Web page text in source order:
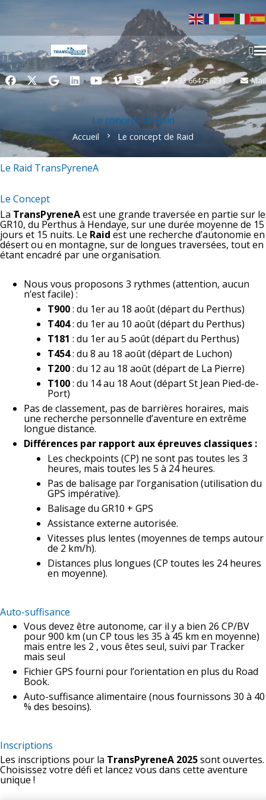
+33 664756231 Mail
Le concept de Raid
Accueil chevron_right Le concept de Raid
Le Raid TransPyreneA
Le Concept
La TransPyreneAest une grande traversée en partie sur le
GR10, du Perthus à Hendaye, sur une durée moyenne de 15
jours et 15 nuits. Le Raid est une recherche d’autonomie en
désert ou en montagne, sur de longues traversées, tout en
étant encadré par une organisation.
Nous vous proposons 3 rythmes (attention, aucun
n’est facile) :
T900: du 1er au 18 août (départ du Perthus)
T404: du 1er au 10 août (départ du Perthus)
T181 : du 1er au 5 août (départ du Perthus)
T454: du 8 au 18 août (départ de Luchon)
T200: du 12 au 18 août (départ de La Pierre)
T100: du 14 au 18 Aout (départ St Jean Pied-de-
Port)
Pas de classement, pas de barrières horaires, mais
une recherche personnelle d’aventure en extrême
longue distance.
Différences par rapport aux épreuves classiques :
Les checkpoints (CP) ne sont pas toutes les 3
heures, mais toutes les 5 à 24 heures.
Pas de balisage par l’organisation (utilisation du
GPS impérative).
Balisage du GR10 + GPS
Assistance externe autorisée.
Vitesses plus lentes (moyennes de temps autour
de 2 km/h).
Distances plus longues (CP toutes les 24 heures
en moyenne).
Auto-suffisance
Vous devez être autonome, car il y a bien 26 CP/BV
pour 900 km (un CP tous les 35 à 45 km en moyenne)
mais entre les 2 , vous êtes seul, suivi par Tracker
mais seul
Fichier GPS fourni pour l’orientation en plus du Road
Book.
Auto-suffisance alimentaire (nous fournissons 30 à 40
% des besoins).
Inscriptions
Les inscriptions pour la TransPyreneA 2025sont ouvertes.
Choisissez votre défi et lancez vous dans cette aventure
unique !